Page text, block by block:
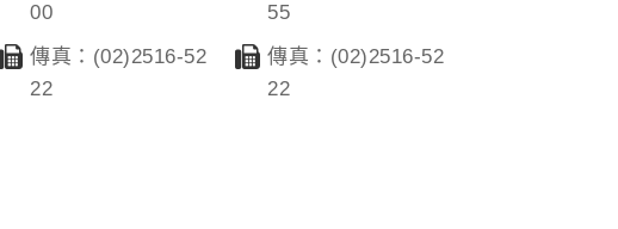
00
傳真：(02)2516-52
22
55
傳真：(02)2516-52
22